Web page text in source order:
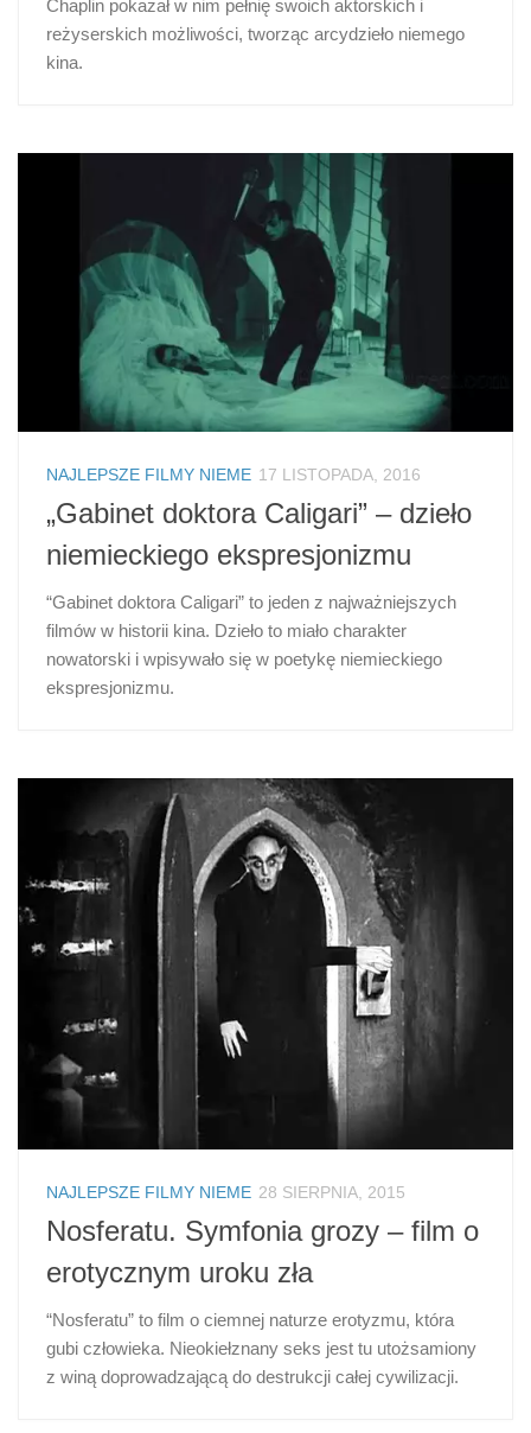
Chaplin pokazał w nim pełnię swoich aktorskich i
reżyserskich możliwości, tworząc arcydzieło niemego
kina.
NAJLEPSZE FILMY NIEME 17 LISTOPADA, 2016
„Gabinet doktora Caligari” – dzieło
niemieckiego ekspresjonizmu
“Gabinet doktora Caligari” to jeden z najważniejszych
filmów w historii kina. Dzieło to miało charakter
nowatorski i wpisywało się w poetykę niemieckiego
ekspresjonizmu.
NAJLEPSZE FILMY NIEME 28 SIERPNIA, 2015
Nosferatu. Symfonia grozy – film o
erotycznym uroku zła
“Nosferatu” to film o ciemnej naturze erotyzmu, która
gubi człowieka. Nieokiełznany seks jest tu utożsamiony
z winą doprowadzającą do destrukcji całej cywilizacji.